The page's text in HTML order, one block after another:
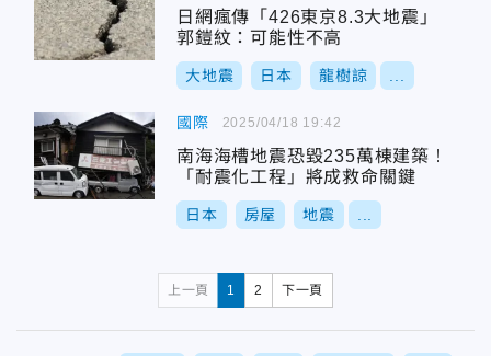
日網瘋傳「426東京8.3大地震」
郭鎧紋：可能性不高
大地震 日本 龍樹諒
國際
南海海槽地震恐毀235萬棟建築！
「耐震化工程」將成救命關鍵
日本 房屋 地震
2025/04/18 19:42
上一頁 1 2 下一頁